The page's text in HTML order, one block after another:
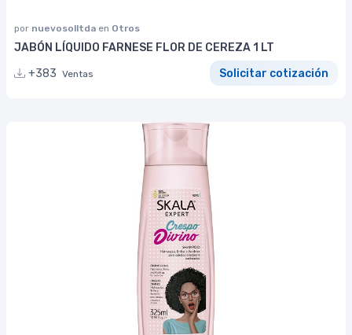
por nuevosolltda en Otros
JABÓN LÍQUIDO FARNESE FLOR DE CEREZA 1 LT
+383 Ventas Solicitar cotización